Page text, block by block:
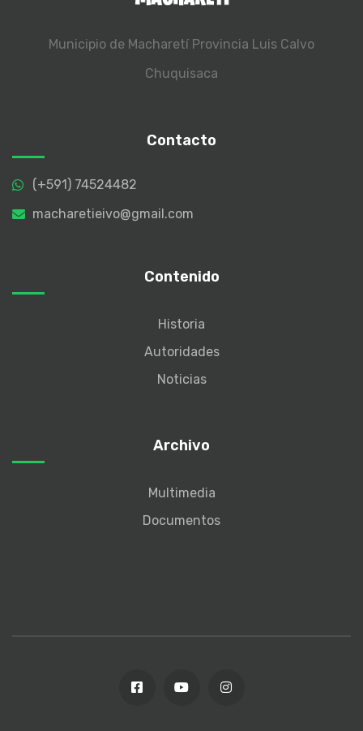
Municipio de Macharetí Provincia Luis Calvo
Chuquisaca
Contacto
(+591) 74524482
macharetieivo@gmail.com
Contenido
Historia
Autoridades
Noticias
Archivo
Multimedia
Documentos